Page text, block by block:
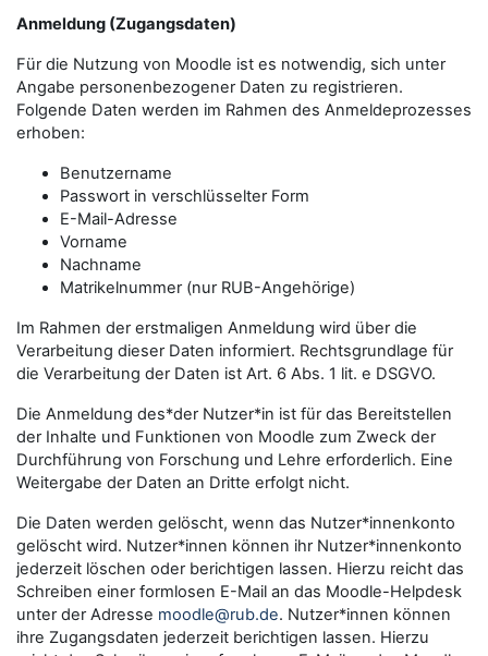
Anmeldung (Zugangsdaten)
Für die Nutzung von Moodle ist es notwendig, sich unter
Angabe personenbezogener Daten zu registrieren.
Folgende Daten werden im Rahmen des Anmeldeprozesses
erhoben:
Benutzername
Passwort in verschlüsselter Form
E-Mail-Adresse
Vorname
Nachname
Matrikelnummer (nur RUB-Angehörige)
Im Rahmen der erstmaligen Anmeldung wird über die
Verarbeitung dieser Daten informiert. Rechtsgrundlage für
die Verarbeitung der Daten ist Art. 6 Abs. 1 lit. e DSGVO.
Die Anmeldung des*der Nutzer*in ist für das Bereitstellen
der Inhalte und Funktionen von Moodle zum Zweck der
Durchführung von Forschung und Lehre erforderlich. Eine
Weitergabe der Daten an Dritte erfolgt nicht.
Die Daten werden gelöscht, wenn das Nutzer*innenkonto
gelöscht wird. Nutzer*innen können ihr Nutzer*innenkonto
jederzeit löschen oder berichtigen lassen. Hierzu reicht das
Schreiben einer formlosen E-Mail an das Moodle-Helpdesk
unter der Adresse moodle@rub.de. Nutzer*innen können
ihre Zugangsdaten jederzeit berichtigen lassen. Hierzu